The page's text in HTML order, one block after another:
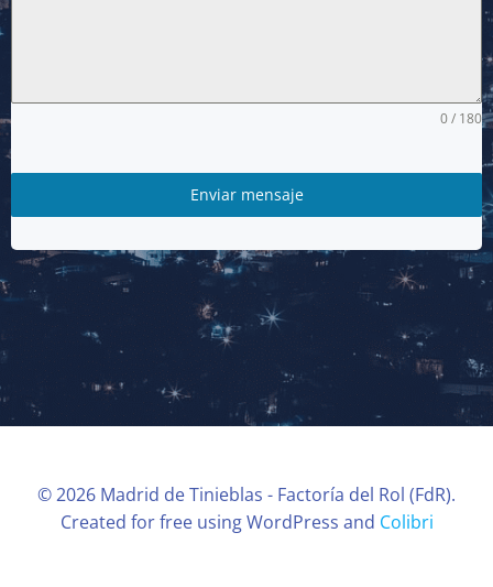
0 / 180
Enviar mensaje
© 2026 Madrid de Tinieblas - Factoría del Rol (FdR).
Created for free using WordPress and Colibri